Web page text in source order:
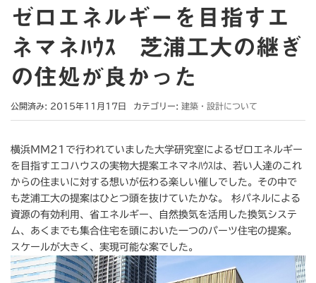
ゼロエネルギーを目指すエ
ネマネﾊｳｽ 芝浦工大の継ぎ
の住処が良かった
公開済み: 2015年11月17日 カテゴリー: 建築・設計について
横浜ＭＭ21で行われていました大学研究室によるゼロエネルギー
を目指すエコハウスの実物大提案エネマネﾊｳｽは、若い人達のこれ
からの住まいに対する想いが伝わる楽しい催しでした。その中で
も芝浦工大の提案はひとつ頭を抜けていたかな。 杉パネルによる
資源の有効利用、省エネルギー、自然換気を活用した換気システ
ム、あくまでも集合住宅を頭においた一つのパーツ住宅の提案。
スケールが大きく、実現可能な案でした。